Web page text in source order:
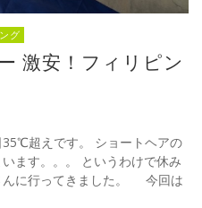
グ
激安！フィリピン
超えです。 ショートヘアの
ます。。。 というわけで休み
んに行ってきました。 今回は